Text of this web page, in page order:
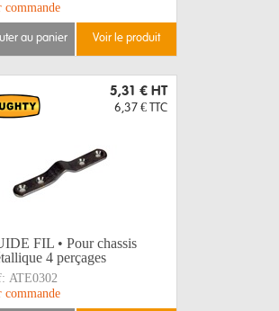
commande
au panier voir le produit
5,31 € HT
6,37 € TTC
FIL • Pour chassis
4 perçages
ATE0302
commande